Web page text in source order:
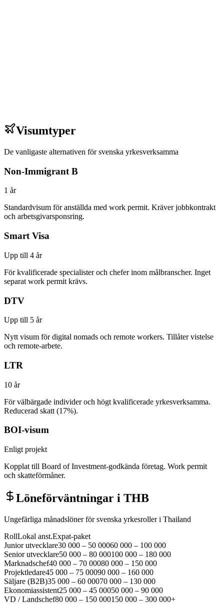
Visumtyper
De vanligaste alternativen för svenska yrkesverksamma
Non-Immigrant B
1 år
Standardvisum för anställda med work permit. Kräver jobbkontrakt
och arbetsgivarsponsring.
Smart Visa
Upp till 4 år
För kvalificerade specialister och chefer inom målbranscher. Inget
separat work permit krävs.
DTV
Upp till 5 år
Nytt visum för digital nomads och remote workers. Tillåter vistelse
och remote-arbete.
LTR
10 år
För välbärgade individer och högt kvalificerade yrkesverksamma.
Reducerad skatt (17%).
BOI-visum
Enligt projekt
Kopplat till Board of Investment-godkända företag. Work permit
och skatteförmåner.
Löneförväntningar i THB
Ungefärliga månadslöner för svenska yrkesroller i Thailand
RollLokal anst.Expat-paket
Junior utvecklare30 000 – 50 00060 000 – 100 000
Senior utvecklare50 000 – 80 000100 000 – 180 000
Marknadschef40 000 – 70 00080 000 – 150 000
Projektledare45 000 – 75 00090 000 – 160 000
Säljare (B2B)35 000 – 60 00070 000 – 130 000
Ekonomiassistent25 000 – 45 00050 000 – 90 000
VD / Landschef80 000 – 150 000150 000 – 300 000+